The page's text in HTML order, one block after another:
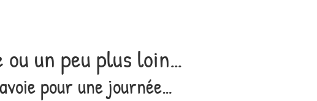
ou un peu plus loin…
pour une journée…